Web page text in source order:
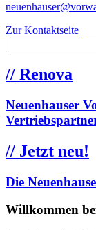
Zur Kontaktseite
// Renova
Neuenhauser
// Jetzt neu!
Die
Willkommen